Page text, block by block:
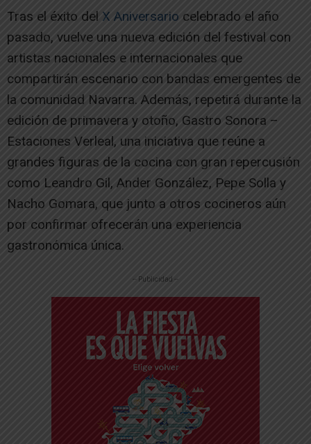
Tras el éxito del X Aniversario celebrado el año
pasado, vuelve una nueva edición del festival con
artistas nacionales e internacionales que
compartirán escenario con bandas emergentes de
la comunidad Navarra. Además, repetirá durante la
edición de primavera y otoño, Gastro Sonora –
Estaciones Verleal, una iniciativa que reúne a
grandes figuras de la cocina con gran repercusión
como Leandro Gil, Ander González, Pepe Solla y
Nacho Gomara, que junto a otros cocineros aún
por confirmar ofrecerán una experiencia
gastronómica única.
-- Publicidad --